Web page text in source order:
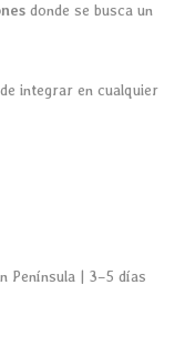
donde se busca un
integrar en cualquier
Península | 3–5 días